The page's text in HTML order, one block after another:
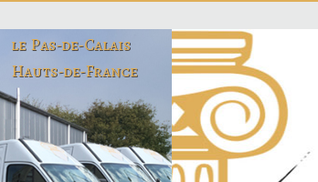
le Pas-de-Calais
Hauts-de-France